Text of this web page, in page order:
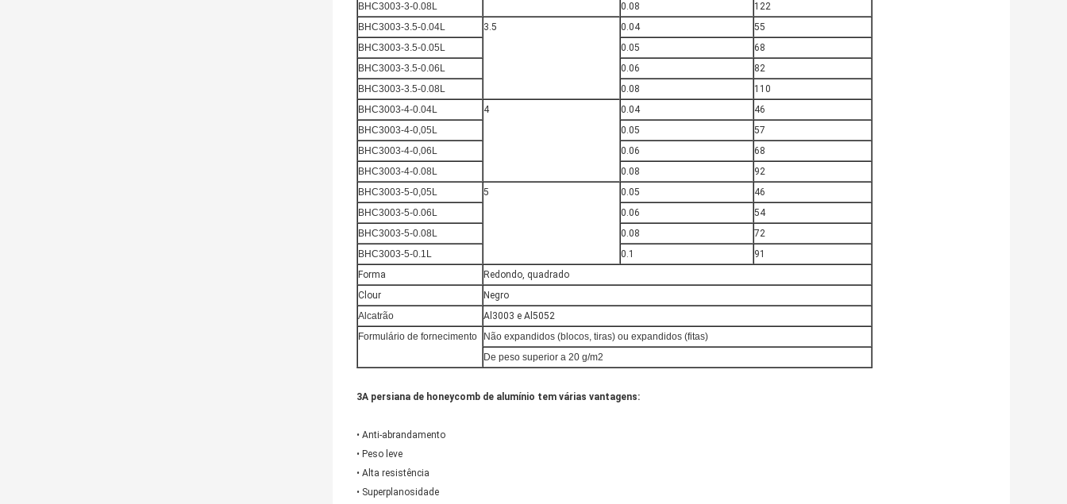
BHC3003-3-0.08L
0.08
122
BHC3003-3.5-0.04L
3.5 0.04
55
BHC3003-3.5-0.05L
0.05
68
BHC3003-3.5-0.06L
0.06
82
BHC3003-3.5-0.08L
0.08
110
BHC3003-4-0.04L
4 0.04
46
BHC3003-4-0,05L
0.05
57
BHC3003-4-0,06L
0.06
68
BHC3003-4-0.08L
0.08
92
BHC3003-5-0,05L
5 0.05
46
BHC3003-5-0.06L
0.06
54
BHC3003-5-0.08L
0.08
72
BHC3003-5-0.1L
0.1
91
Forma
Redondo, quadrado
Clour
Negro
Alcatrão
Al3003 e Al5052
Formulário de fornecimento
Não expandidos (blocos, tiras) ou expandidos (fitas)
De peso superior a 20 g/m2
3A persiana de honeycomb de alumínio tem várias vantagens:
• Anti-abrandamento
• Peso leve
• Alta resistência
• Superplanosidade